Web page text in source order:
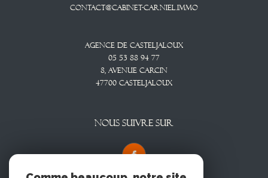
contact@cabinet-carniel.immo
Agence De Casteljaloux
05 53 88 94 77
8, Avenue CARCIN
47700
CASTELJALOUX
NOUS SUIVRE SUR